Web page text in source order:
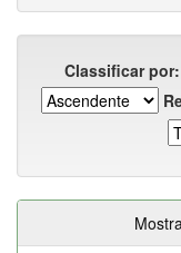
Classificar por: